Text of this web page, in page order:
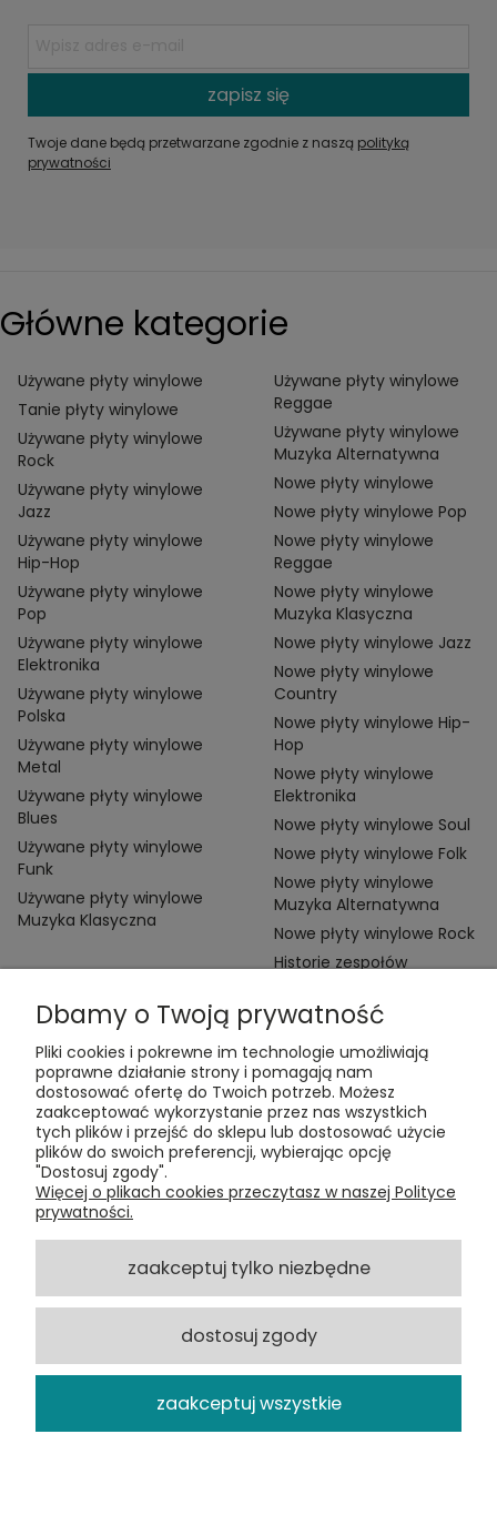
zapisz się
Twoje dane będą przetwarzane zgodnie z naszą polityką
prywatności
Główne kategorie
Używane płyty winylowe
Tanie płyty winylowe
Używane płyty winylowe
Rock
Używane płyty winylowe
Jazz
Używane płyty winylowe
Hip-Hop
Używane płyty winylowe
Pop
Używane płyty winylowe
Elektronika
Używane płyty winylowe
Polska
Używane płyty winylowe
Metal
Używane płyty winylowe
Blues
Używane płyty winylowe
Funk
Używane płyty winylowe
Muzyka Klasyczna
Używane płyty winylowe
Reggae
Używane płyty winylowe
Muzyka Alternatywna
Nowe płyty winylowe
Nowe płyty winylowe Pop
Nowe płyty winylowe
Reggae
Nowe płyty winylowe
Muzyka Klasyczna
Nowe płyty winylowe Jazz
Nowe płyty winylowe
Country
Nowe płyty winylowe Hip-
Hop
Nowe płyty winylowe
Elektronika
Nowe płyty winylowe Soul
Nowe płyty winylowe Folk
Nowe płyty winylowe
Muzyka Alternatywna
Nowe płyty winylowe Rock
Historie zespołów
VINYL TAMKA
Kontakt:
t:+48 609 155 327
e:vinyltamka@gmail.com
ul. Chmielna 20, 00-020 Warszawa
Dbamy o Twoją prywatność
Pliki cookies i pokrewne im technologie umożliwiają
poprawne działanie strony i pomagają nam
dostosować ofertę do Twoich potrzeb. Możesz
zaakceptować wykorzystanie przez nas wszystkich
tych plików i przejść do sklepu lub dostosować użycie
plików do swoich preferencji, wybierając opcję
"Dostosuj zgody".
Więcej o plikach cookies przeczytasz w naszej Polityce
prywatności.
zaakceptuj tylko niezbędne
dostosuj zgody
zaakceptuj wszystkie